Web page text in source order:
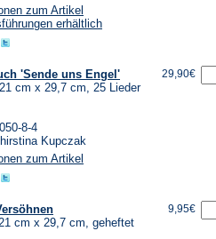
zum Artikel
erhältlich
'Sende uns Engel'
cm x 29,7 cm, 25 Lieder
8-4
Kupczak
zum Artikel
29,90€
cm x 29,7 cm, geheftet
9,95€